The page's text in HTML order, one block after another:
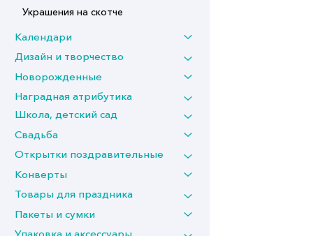
Украшения на скотче
Календари
Дизайн и творчество
Новорожденные
Наградная атрибутика
Школа, детский сад
Свадьба
Открытки поздравительные
Конверты
Товары для праздника
Пакеты и сумки